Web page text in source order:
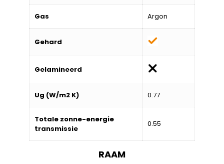
Gas Argon
Gehard
Gelamineerd
Ug (W/m2 K) 0.77
Totale zonne-energie
transmissie
0.55
RAAM